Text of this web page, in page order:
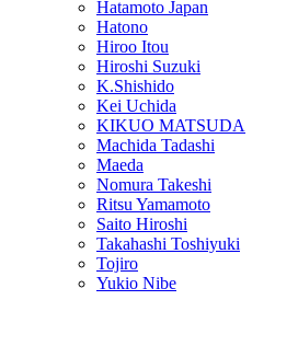
Hatamoto Japan
Hatono
Hiroo Itou
Hiroshi Suzuki
K.Shishido
Kei Uchida
KIKUO MATSUDA
Machida Tadashi
Maeda
Nomura Takeshi
Ritsu Yamamoto
Saito Hiroshi
Takahashi Toshiyuki
Tojiro
Yukio Nibe